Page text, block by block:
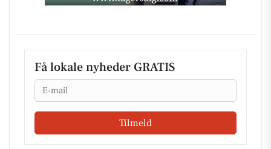
Få lokale nyheder GRATIS
Email
Tilmeld